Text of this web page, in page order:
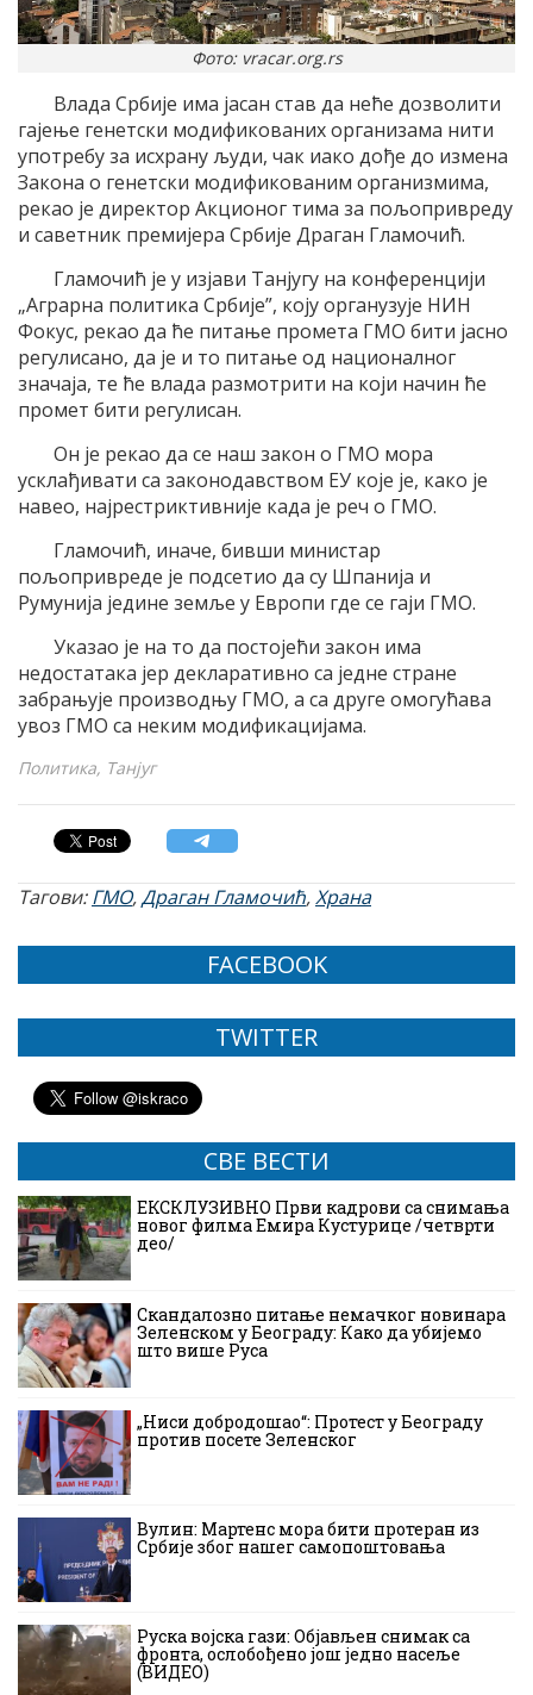
Фото: vracar.org.rs
Влада Србије има јасан став да неће дозволити
гајење генетски модификованих организама нити
употребу за исхрану људи, чак иако дође до измена
Закона о генетски модификованим организмима,
рекао је директор Акционог тима за пољопривреду
и саветник премијера Србије Драган Гламочић.
Гламочић је у изјави Танјугу на конференцији
„Аграрна политика Србије”, коју органузује НИН
Фокус, рекао да ће питање промета ГМО бити јасно
регулисано, да је и то питање од националног
значаја, те ће влада размотрити на који начин ће
промет бити регулисан.
Он је рекао да се наш закон о ГМО мора
усклађивати са законодавством ЕУ које је, како је
навео, најрестриктивније када је реч о ГМО.
Гламочић, иначе, бивши министар
пољопривреде је подсетио да су Шпанија и
Румунија једине земље у Европи где се гаји ГМО.
Указао је на то да постојећи закон има
недостатака јер декларативно са једне стране
забрањује производњу ГМО, а са друге омогућава
увоз ГМО са неким модификацијама.
Политика, Танјуг
Тагови:ГМО,Драган Гламочић,Храна
FACEBOOK
TWITTER
СВЕ ВЕСТИ
ЕКСКЛУЗИВНО Први кадрови са снимања
новог филма Емира Кустурице /четврти
део/
Скандалозно питање немачког новинара
Зеленском у Београду: Како да убијемо
што више Руса
„Ниси добродошао“: Протест у Београду
против посете Зеленског
Вулин: Мартенс мора бити протеран из
Србије због нашег самопоштовања
Руска војска гази: Објављен снимак са
фронта, ослобођено још једно насеље
(ВИДЕО)